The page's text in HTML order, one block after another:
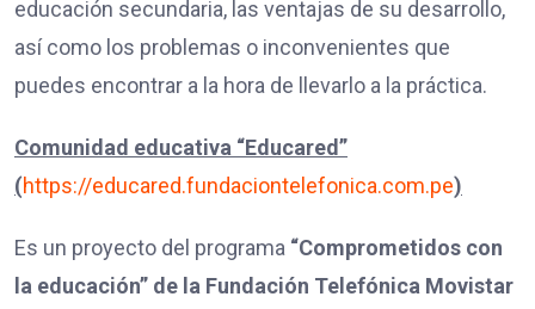
educación secundaria, las ventajas de su desarrollo,
así como los problemas o inconvenientes que
puedes encontrar a la hora de llevarlo a la práctica.
Comunidad educativa “Educared”
(https://educared.fundaciontelefonica.com.pe)
Es un proyecto del programa “Comprometidos con
la educación” de la Fundación Telefónica Movistar